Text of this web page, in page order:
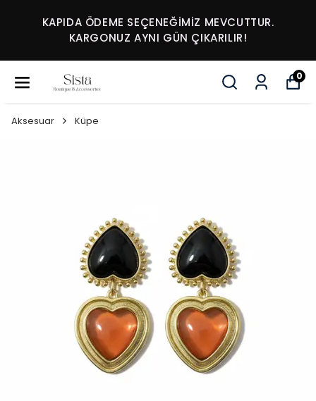
KAPIDA ÖDEME SEÇENEĞİMİZ MEVCUTTUR.
KARGONUZ AYNI GÜN ÇIKARILIR!
0
Aksesuar Küpe